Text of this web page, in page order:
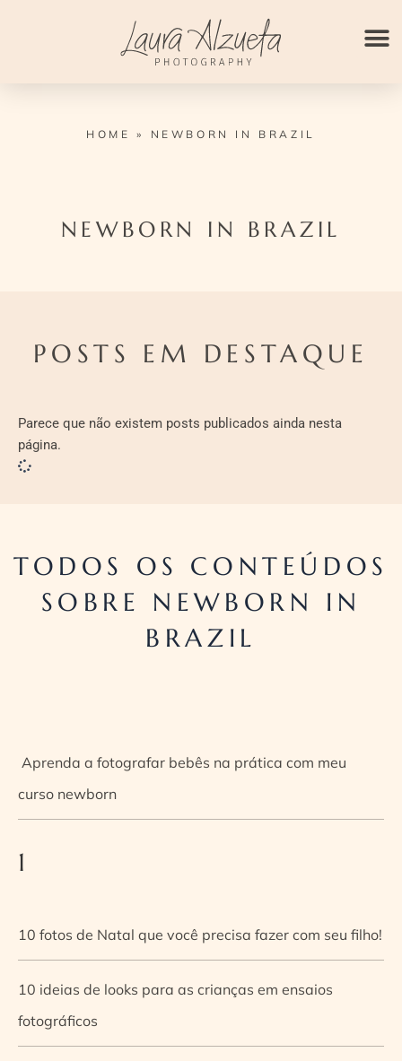
HOME » NEWBORN IN BRAZIL
NEWBORN IN BRAZIL
POSTS EM DESTAQUE
Parece que não existem posts publicados ainda nesta
página.
TODOS OS CONTEÚDOS
SOBRE NEWBORN IN
BRAZIL
Aprenda a fotografar bebês na prática com meu
curso newborn
1
10 fotos de Natal que você precisa fazer com seu filho!
10 ideias de looks para as crianças em ensaios
fotográficos